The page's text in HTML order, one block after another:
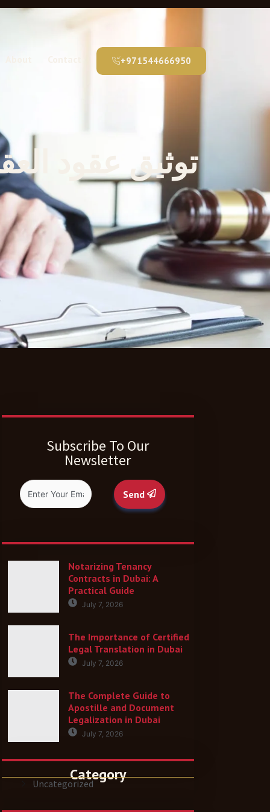
+971544666950
توثيق عقود
Subscribe To Our
Newsletter
Send
Notarizing Tenancy
Contracts in Dubai: A
Practical Guide
July 7, 2026
The Importance of Certified
Legal Translation in Dubai
July 7, 2026
The Complete Guide to
Apostille and Document
Legalization in Dubai
July 7, 2026
Category
Uncategorized